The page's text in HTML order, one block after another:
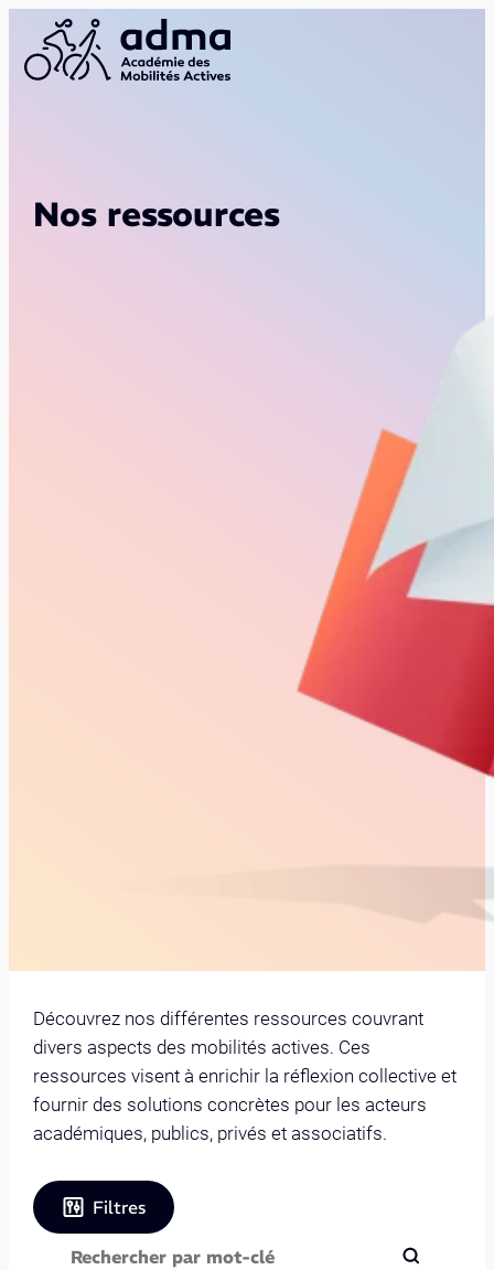
Nos ressources
Découvrez nos différentes ressources couvrant
divers aspects des mobilités actives. Ces
ressources visent à enrichir la réflexion collective et
fournir des solutions concrètes pour les acteurs
académiques, publics, privés et associatifs.
Filtres